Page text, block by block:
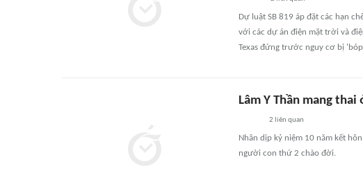
Dự luật SB 819 áp đặt các hạn
với các dự án điện mặt trời và
Texas đứng trước nguy cơ bị
Lâm Y Thần mang
2 liên quan
Nhân dịp kỷ niệm 10 năm kết
người con thứ 2 chào đời.